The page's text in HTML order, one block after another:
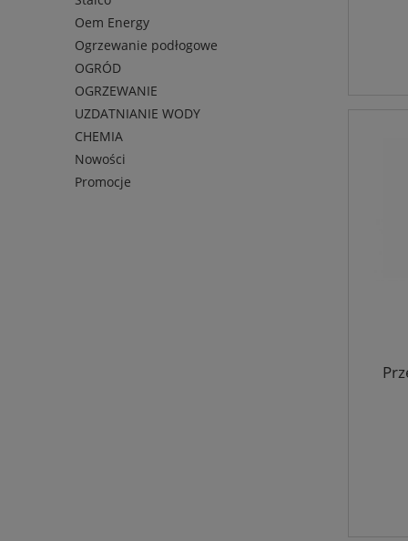
Oem Energy
Ogrzewanie podłogowe
OGRÓD
OGRZEWANIE
UZDATNIANIE WODY
CHEMIA
Nowości
Promocje